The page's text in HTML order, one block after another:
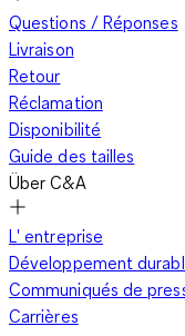
Questions / Réponses
Livraison
Retour
Réclamation
Disponibilité
Guide des tailles
Über C&A
L' entreprise
Développement
Communiqués de
Carrières